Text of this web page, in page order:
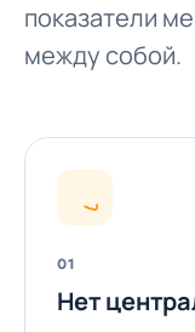
показатели
между собой.
01
Нет